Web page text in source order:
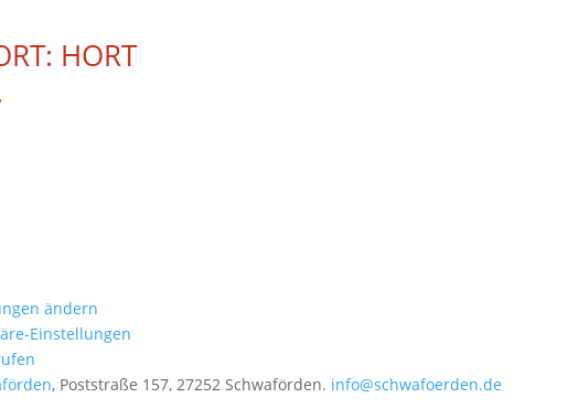
HORT
ändern
Einstellungen
, Poststraße 157, 27252 Schwaförden. info@schwafoerden.de